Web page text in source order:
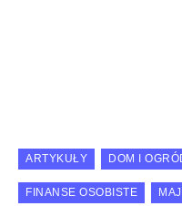
ARTYKUŁY DOM I
FINANSE OSOBISTE